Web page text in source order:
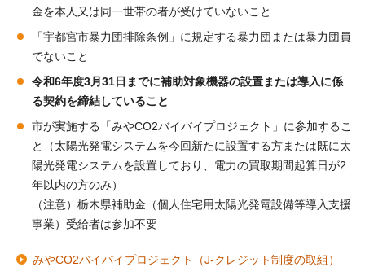
金を本人又は同一世帯の者が受けていないこと
「宇都宮市暴力団排除条例」に規定する暴力団または暴力団員
でないこと
令和6年度3月31日までに補助対象機器の設置または導入に係
る契約を締結していること
市が実施する「みやCO2バイバイプロジェクト」に参加するこ
と（太陽光発電システムを今回新たに設置する方または既に太
陽光発電システムを設置しており、電力の買取期間起算日が2
年以内の方のみ）
（注意）栃木県補助金（個人住宅用太陽光発電設備等導入支援
事業）受給者は参加不要
みやCO2バイバイプロジェクト（J-クレジット制度の取組）